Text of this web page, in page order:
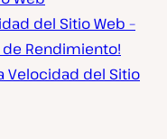
del Sitio Web –
Rendimiento!
Velocidad del Sitio